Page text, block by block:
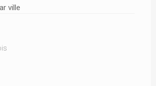
ville